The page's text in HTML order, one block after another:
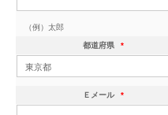
（例）太郎
都道府県 *
Ｅメール *